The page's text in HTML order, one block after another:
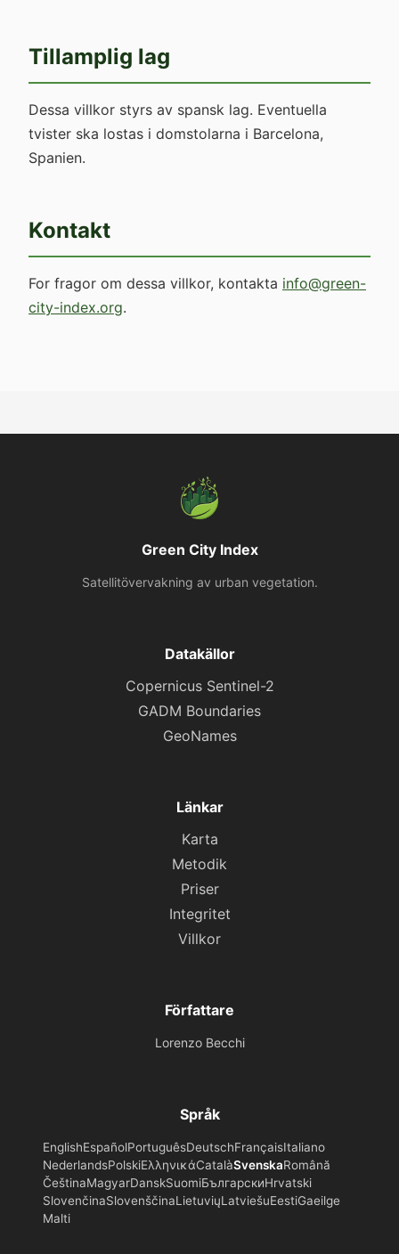
Tillamplig lag
Dessa villkor styrs av spansk lag. Eventuella
tvister ska lostas i domstolarna i Barcelona,
Spanien.
Kontakt
For fragor om dessa villkor, kontakta info@green-
city-index.org.
Green City Index
Satellitövervakning av urban vegetation.
Datakällor
Copernicus Sentinel-2
GADM Boundaries
GeoNames
Länkar
Karta
Metodik
Priser
Integritet
Villkor
Författare
Lorenzo Becchi
Språk
EnglishEspañolPortuguêsDeutschFrançaisItaliano
NederlandsPolskiΕλληνικάCatalàSvenskaRomână
ČeštinaMagyarDanskSuomiБългарскиHrvatski
SlovenčinaSlovenščinaLietuviųLatviešuEestiGaeilge
Malti